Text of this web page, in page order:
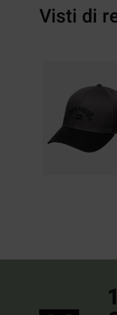
Visti di